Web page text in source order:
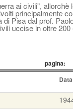
ai civili", allorchè
principalmente
Pisa dal prof.
uccise in oltre
pagina: